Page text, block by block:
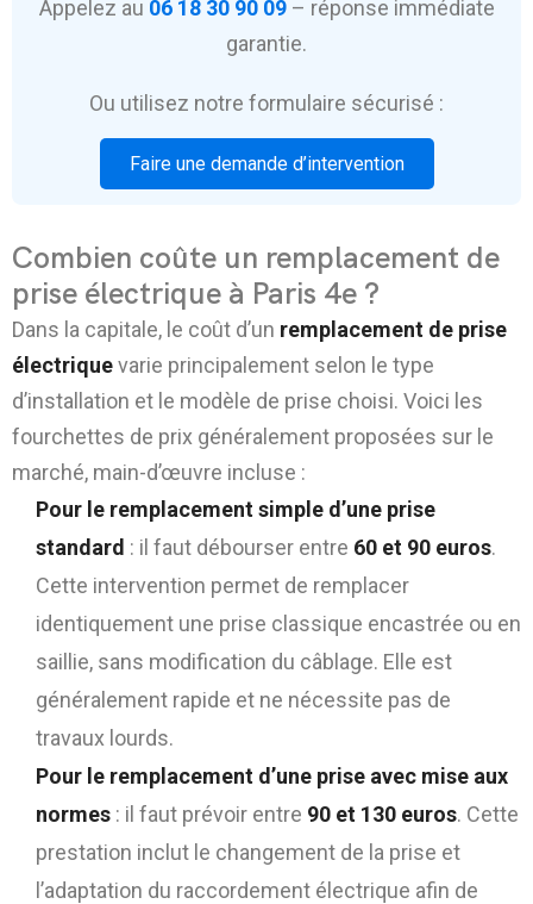
Appelez au 06 18 30 90 09– réponse immédiate
garantie.
Ou utilisez notre formulaire sécurisé :
Faire une demande d’intervention
Combien coûte un remplacement de
prise électrique à Paris 4e ?
Dans la capitale, le coût d’un remplacement de prise
électriquevarie principalement selon le type
d’installation et le modèle de prise choisi. Voici les
fourchettes de prix généralement proposées sur le
marché, main-d’œuvre incluse :
Pour le remplacement simple d’une prise
standard : il faut débourser entre 60 et 90 euros.
Cette intervention permet de remplacer
identiquement une prise classique encastrée ou en
saillie, sans modification du câblage. Elle est
généralement rapide et ne nécessite pas de
travaux lourds.
Pour le remplacement d’une prise avec mise aux
normes : il faut prévoir entre 90 et 130 euros. Cette
prestation inclut le changement de la prise et
l’adaptation du raccordement électrique afin de